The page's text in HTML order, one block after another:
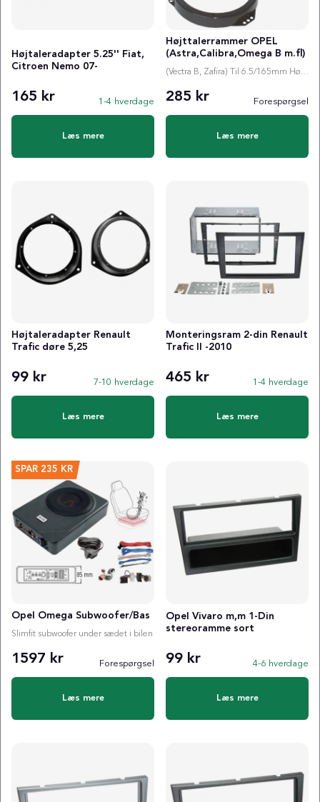
Højtaleradapter 5.25'' Fiat,
Citroen Nemo 07-
165 kr 1-4 hverdage
Læs mere
Højttalerrammer OPEL
(Astra,Calibra,Omega B m.fl)
(Vectra B, Zafira) Til 6.5/165mm Højttaler Fordør
285 kr Forespørgsel
Læs mere
Højtaleradapter Renault
Trafic døre 5,25
99 kr 7-10 hverdage
Læs mere
Monteringsram 2-din Renault
Trafic II -2010
465 kr 1-4 hverdage
Læs mere
SPAR 235 KR
Opel Omega Subwoofer/Bas
Slimfit subwoofer under sædet i bilen
1597 kr Forespørgsel
Læs mere
Opel Vivaro m,m 1-Din
stereoramme sort
99 kr 4-6 hverdage
Læs mere